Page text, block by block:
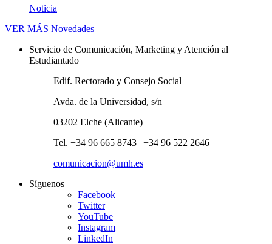
Noticia
VER MÁS Novedades
Servicio de Comunicación, Marketing y Atención al
Estudiantado
Edif. Rectorado y Consejo Social
Avda. de la Universidad, s/n
03202 Elche (Alicante)
Tel. +34 96 665 8743 | +34 96 522 2646
comunicacion@umh.es
Síguenos
Facebook
Twitter
YouTube
Instagram
LinkedIn